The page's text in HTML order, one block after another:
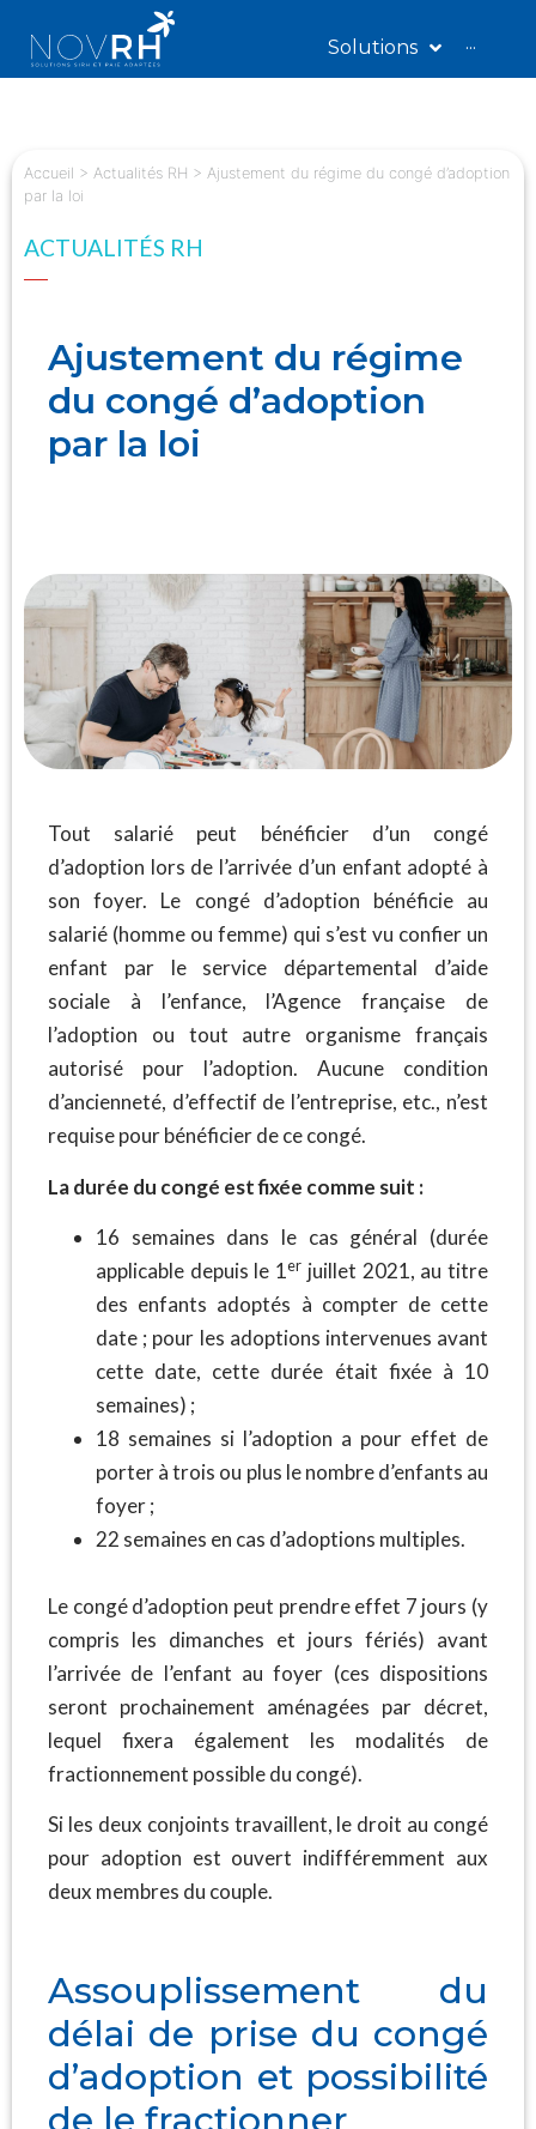
Solutions ···
Accueil > Actualités RH > Ajustement du régime du congé d’adoption
par la loi
ACTUALITÉS RH
Ajustement du régime
du congé d’adoption
par la loi
Tout salarié peut bénéficier d’un congé
d’adoption lors de l’arrivée d’un enfant adopté à
son foyer. Le congé d’adoption bénéficie au
salarié (homme ou femme) qui s’est vu confier un
enfant par le service départemental d’aide
sociale à l’enfance, l’Agence française de
l’adoption ou tout autre organisme français
autorisé pour l’adoption. Aucune condition
d’ancienneté, d’effectif de l’entreprise, etc., n’est
requise pour bénéficier de ce congé.
La durée du congé est fixée comme suit :
16 semaines dans le cas général (durée
applicable depuis le 1er juillet 2021, au titre
des enfants adoptés à compter de cette
date ; pour les adoptions intervenues avant
cette date, cette durée était fixée à 10
semaines) ;
18 semaines si l’adoption a pour effet de
porter à trois ou plus le nombre d’enfants au
foyer ;
22 semaines en cas d’adoptions multiples.
Le congé d’adoption peut prendre effet 7 jours (y
compris les dimanches et jours fériés) avant
l’arrivée de l’enfant au foyer (ces dispositions
seront prochainement aménagées par décret,
lequel fixera également les modalités de
fractionnement possible du congé).
Si les deux conjoints travaillent, le droit au congé
pour adoption est ouvert indifféremment aux
deux membres du couple.
Assouplissement du
délai de prise du congé
d’adoption et possibilité
de le fractionner